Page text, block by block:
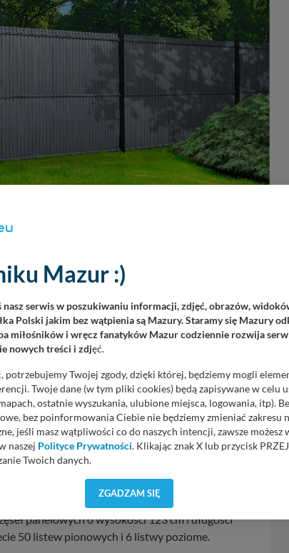
ogrodzeń 3D, produkowane przez naszą firmę
wyglądu, ale także wytrzymałości na
z myślą o wyjątkowym designie i wysokiej
panelowych o wysokości 123 cm i długości
50 listew pionowych i 6 listwy poziome.
Mazur :)
nasz serwis w poszukiwaniu informacji, zdjęć, obrazów,
Polski jakim bez wątpienia są Mazury. Staramy się Mazury
miłośników i wręcz fanatyków Mazur codziennie rozwija
nowych treści i zdjęć.
Twojej zgody, dzięki której, będziemy mogli
Twoje dane (w tym pliki cookies) będą zapisywane w celu
ostatnie wyszukania, ulubione miejsca, logowania, itp).
bez poinformowania Ciebie nie będziemy zmieniać zakresu
jeśli masz wątpliwości co do naszych intencji, zawsze możesz
naszej Polityce Prywatności. Klikając znak X lub przycisk
Twoich danych.
Twoich danych jest elementem usługi (przekazanie
w
Regulaminie Serwisu
ZGADZAM SIĘ